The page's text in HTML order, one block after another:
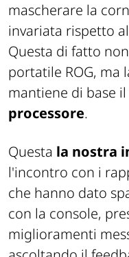
mascherare la
invariata rispetto
Questa di fatto
portatile ROG, ma
mantiene di base il
processore.
Questa la nostra
l'incontro con i
che hanno dato
con la console,
miglioramenti